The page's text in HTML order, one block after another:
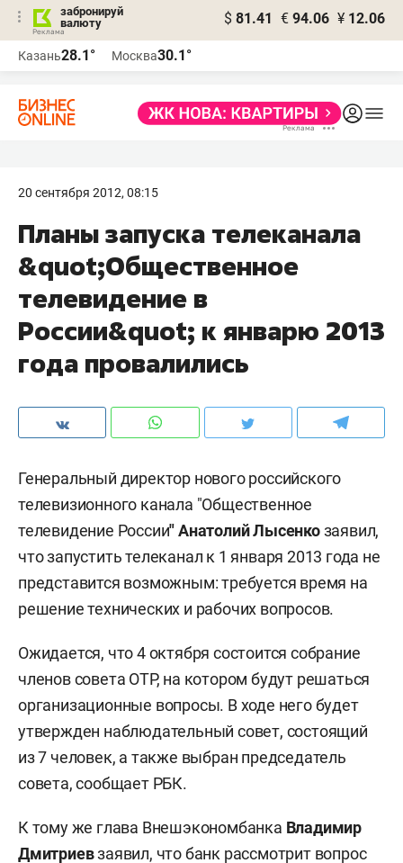
забронируй
валюту
$ 81.41 € 94.06 ¥ 12.06
Казань28.1° Москва30.1°
20 сентября 2012, 08:15
Планы запуска телеканала
&quot;Общественное
телевидение в
России&quot; к январю 2013
года провалились
Генеральный директор нового российского
телевизионного канала "Общественное
телевидение России" Анатолий Лысенкозаявил,
чтозапустить телеканал к 1 января 2013 года не
представится возможным: требуется время на
решение технических и рабочих вопросов.
Ожидается, что 4 октября состоится собрание
членов совета ОТР, на котором будут решаться
организационные вопросы. В ходе него будет
утвержден наблюдательный совет, состоящий
из 7 человек, а также выбран председатель
совета, сообщает РБК.
К тому же глава Внешэкономбанка Владимир
Дмитриевзаявил, что банк рассмотрит вопрос